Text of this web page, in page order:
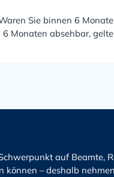
Sie binnen 6
Monaten absehbar,
auf Beamte,
– deshalb